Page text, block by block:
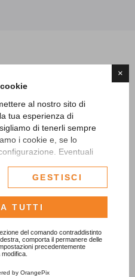
×
al nostro sito di
tua esperienza di
di tenerli sempre
i cookie e, se lo
Eventuali
del consenso
completa.
GESTISCI
TUTTI
del comando contraddistinto
comporta il permanere delle
precedentemente
by OrangePix
A4, uscita casello di
A4, uscita di Santhià;
uscita Vercelli o Santhià,
Biella.
del Piazzo e poi
della Funicolare, poi
oppure a piedi tramite le
stazione di Biella San